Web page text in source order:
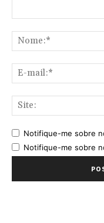
Notifique-me sobre
Notifique-me sobre